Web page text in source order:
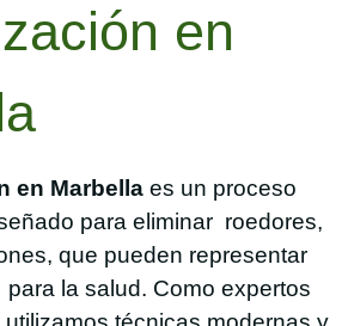
en
en Marbella es un proceso
para eliminar roedores,
que pueden representar
la salud. Como expertos